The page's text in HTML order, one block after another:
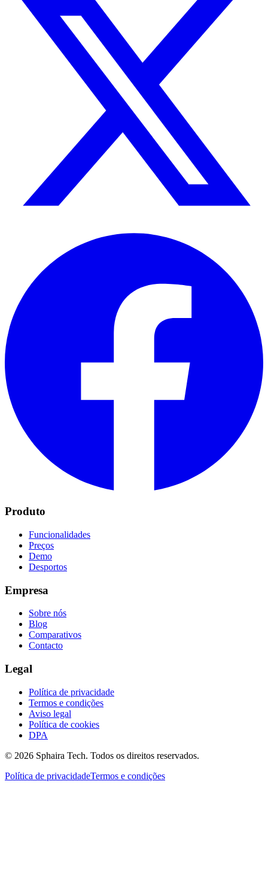
Produto
Funcionalidades
Preços
Demo
Desportos
Empresa
Sobre nós
Blog
Comparativos
Contacto
Legal
Política de privacidade
Termos e condições
Aviso legal
Política de cookies
DPA
© 2026 Sphaira Tech. Todos os direitos reservados.
Política de privacidadeTermos e condições